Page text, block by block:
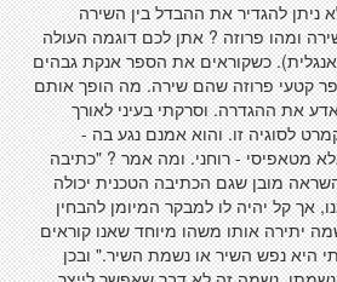
ניתן להגדיר את ההבדל בין השירה
ומהו פרוזה ? אתן לכם דוגמה העולה
כשקוראים את הספר אנקת גבהים
קטעי פרוזה שהם שירה. מה הופך אותם
את ההגדרה. וסרקתי בעיני לאורך
לסוגיה זו. והוא אמנם נגע בה -
מטאפיסי - רוחני. ומה אמר ? "כתיבה
מובן שגם הכתיבה הטכנית יכולה
אך קל יהיה לו למבקר המיומן להבחין
יתירה אותו משהו מיוחד שאנו קוראים
היא נפש השיר או נשמת השיר." ובכן